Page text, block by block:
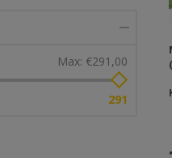
Max: €291,00
291